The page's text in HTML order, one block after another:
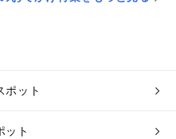
ポット
ット